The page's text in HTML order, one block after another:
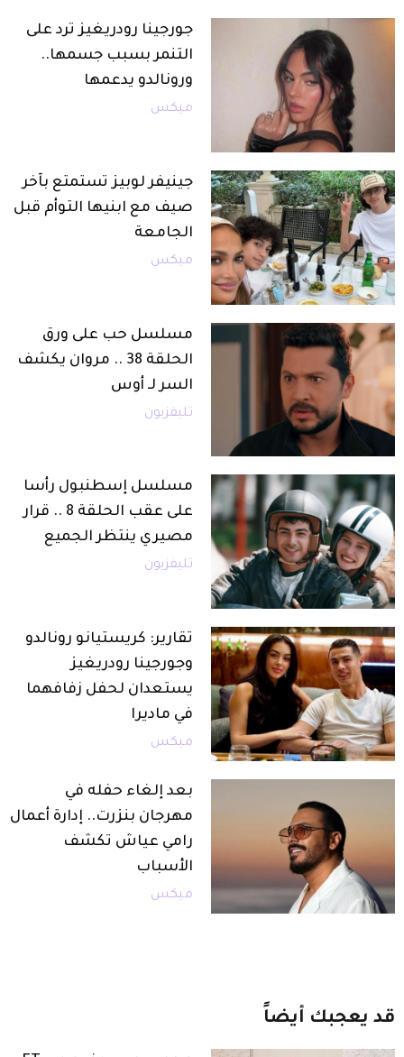
جورجينا رودريغيز ترد على
التنمر بسبب جسمها..
ورونالدو يدعمها
ميكس
جينيفر لوبيز تستمتع بآخر
صيف مع ابنيها التوأم قبل
الجامعة
ميكس
مسلسل حب على ورق
الحلقة 38 .. مروان يكشف
السر لـ أوس
تليفزيون
مسلسل إسطنبول رأسا
على عقب الحلقة 8 .. قرار
مصيري ينتظر الجميع
تليفزيون
تقارير: كريستيانو رونالدو
وجورجينا رودريغيز
يستعدان لحفل زفافهما
في ماديرا
ميكس
بعد إلغاء حفله في
مهرجان بنزرت.. إدارة أعمال
رامي عياش تكشف
الأسباب
ميكس
قد يعجبك أيضاً